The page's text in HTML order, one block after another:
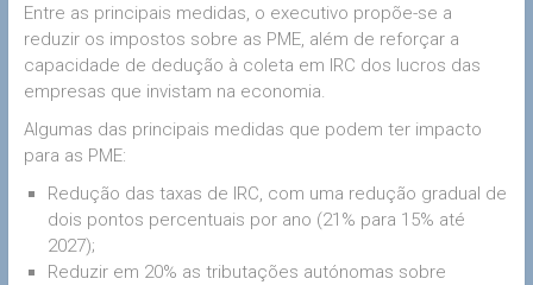
Entre as principais medidas, o executivo propõe-se a
reduzir os impostos sobre as PME, além de reforçar a
capacidade de dedução à coleta em IRC dos lucros das
empresas que invistam na economia.
Algumas das principais medidas que podem ter impacto
para as PME:
Redução das taxas de IRC, com uma redução gradual de
dois pontos percentuais por ano (21% para 15% até
2027);
Reduzir em 20% as tributações autónomas sobre